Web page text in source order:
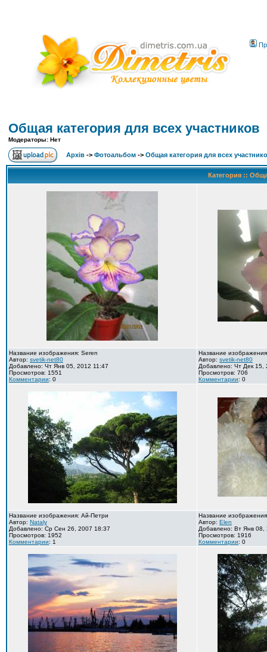
Общая категория для всех участников
Модераторы: Нет
Архів -> Фотоальбом -> Общая категория для всех
Категория ::
Название изображения: Seren
Автор: svetik-net80
Добавлено: Чт Янв 05, 2012 11:47
Просмотров: 1551
Комментарии: 0
Название
Автор: svetik-net80
Добавлено: Чт Дек 15,
Просмотров: 706
Комментарии: 0
Название изображения: Ай-Петри
Автор: Nataly
Добавлено: Ср Сен 26, 2007 18:37
Просмотров: 1952
Комментарии: 1
Название
Автор: Elen
Добавлено: Вт Янв 08,
Просмотров: 1916
Комментарии: 0